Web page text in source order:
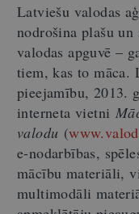
Latviešu valodas
nodrošina plašu
valodas apguvē –
tiem, kas to māca.
pieejamību, 2013.
interneta vietni
valodu (
e-nodarbības,
mācību materiāli,
multimodāli